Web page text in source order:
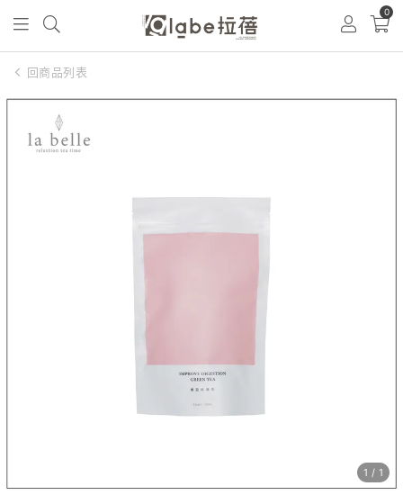
0
回商品列表
1 / 1